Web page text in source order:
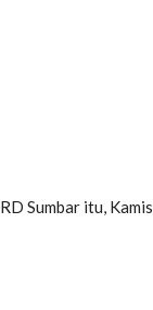
Sumbar itu, Kamis